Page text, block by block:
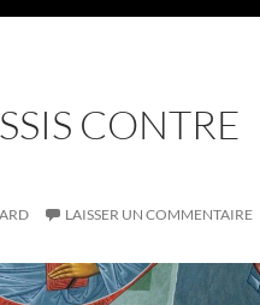
CONTRE
LAISSER UN COMMENTAIRE